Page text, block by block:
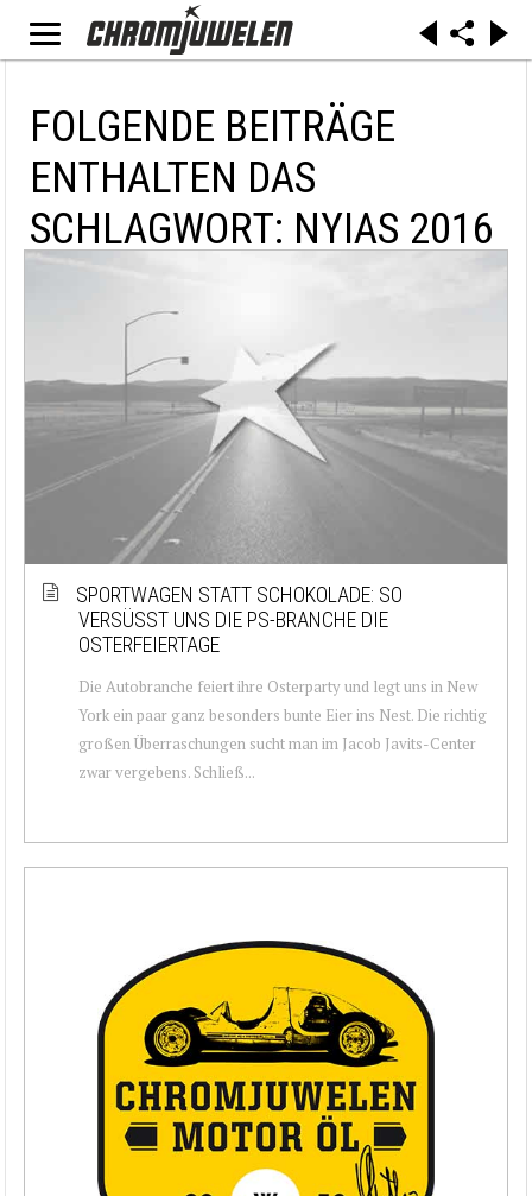
FOLGENDE BEITRÄGE
ENTHALTEN DAS
SCHLAGWORT: NYIAS 2016
SPORTWAGEN STATT SCHOKOLADE: SO
VERSÜSST UNS DIE PS-BRANCHE DIE O
STERFEIERTAGE
Die Autobranche feiert ihre Osterparty und legt uns in New
York ein paar ganz besonders bunte Eier ins Nest. Die richtig
großen Überraschungen sucht man im Jacob Javits-Center
zwar vergebens. Schließ...